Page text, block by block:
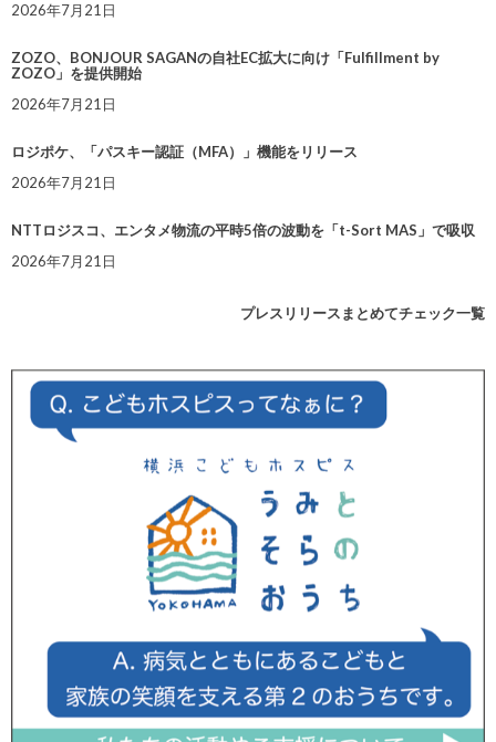
2026年7月21日
ZOZO、BONJOUR SAGANの自社EC拡大に向け「Fulfillment by
ZOZO」を提供開始
2026年7月21日
ロジポケ、「パスキー認証（MFA）」機能をリリース
2026年7月21日
NTTロジスコ、エンタメ物流の平時5倍の波動を「t-Sort MAS」で吸収
2026年7月21日
プレスリリースまとめてチェック一覧